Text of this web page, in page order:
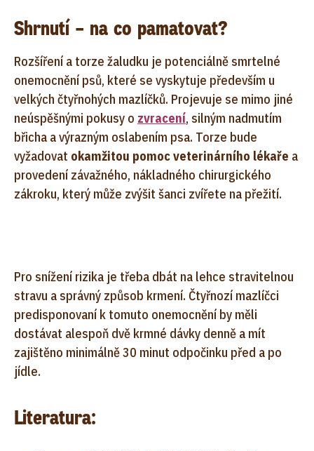
Shrnutí – na co pamatovat?
Rozšíření a torze žaludku je potenciálně smrtelné
onemocnění psů, které se vyskytuje především u
velkých čtyřnohých mazlíčků. Projevuje se mimo jiné
neúspěšnými pokusy o zvracení, silným nadmutím
břicha a výrazným oslabením psa. Torze bude
vyžadovat okamžitou pomoc veterinárního lékaře a
provedení závažného, nákladného chirurgického
zákroku, který může zvýšit šanci zvířete na přežití.
Pro snížení rizika je třeba dbát na lehce stravitelnou
stravu a správný způsob krmení. Čtyřnozí mazlíčci
predisponovaní k tomuto onemocnění by měli
dostávat alespoň dvě krmné dávky denně a mít
zajištěno minimálně 30 minut odpočinku před a po
jídle.
Literatura: